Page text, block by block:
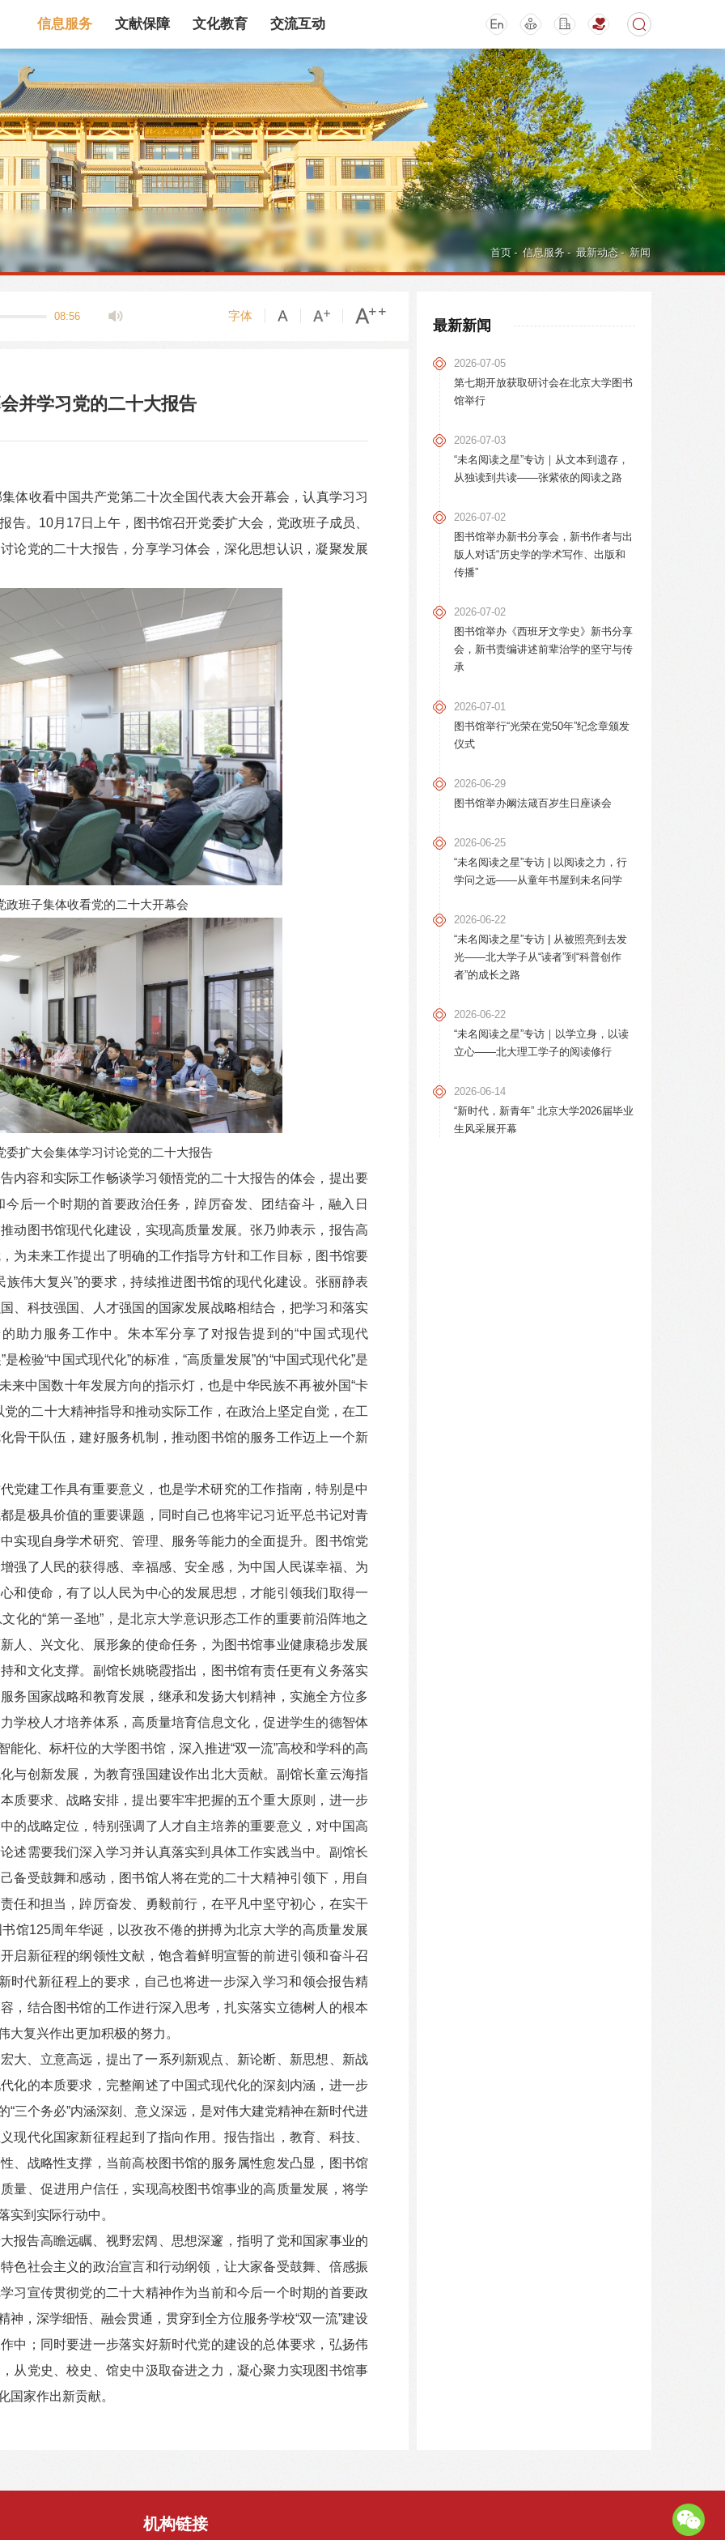
藏目录 论文、书、报告 数据库 电子图书和电子期刊
机构知识库 馆际互借 新书通报 专利数据 活动讲座
信息服务 文献保障 文化教育 交流互动
首页 - 信息服务 - 最新动态 - 新闻
最新新闻
2026-07-05
第七期开放获取研讨会在北京大学图书
馆举行
2026-07-03
“未名阅读之星”专访｜从文本到遗存，
从独读到共读——张紫依的阅读之路
2026-07-02
图书馆举办新书分享会，新书作者与出
版人对话“历史学的学术写作、出版和
传播”
2026-07-02
图书馆举办《西班牙文学史》新书分享
会，新书责编讲述前辈治学的坚守与传
承
2026-07-01
图书馆举行“光荣在党50年”纪念章颁发
仪式
2026-06-29
图书馆举办阚法箴百岁生日座谈会
2026-06-25
“未名阅读之星”专访 | 以阅读之力，行
学问之远——从童年书屋到未名问学
2026-06-22
“未名阅读之星”专访 | 从被照亮到去发
光——北大学子从“读者”到“科普创作
者”的成长之路
2026-06-22
“未名阅读之星”专访｜以学立身，以读
立心——北大理工学子的阅读修行
2026-06-14
“新时代，新青年” 北京大学2026届毕业
生风采展开幕
08:56 字体
并学习党的二十大报告
体收看中国共产党第二十次全国代表大会开幕会，认真学习习
告。10月17日上午，图书馆召开党委扩大会，党政班子成员、
论党的二十大报告，分享学习体会，深化思想认识，凝聚发展
政班子集体收看党的二十大开幕会
委扩大会集体学习讨论党的二十大报告
内容和实际工作畅谈学习领悟党的二十大报告的体会，提出要
后一个时期的首要政治任务，踔厉奋发、团结奋斗，融入日
动图书馆现代化建设，实现高质量发展。张乃帅表示，报告高
为未来工作提出了明确的工作指导方针和工作目标，图书馆要
伟大复兴”的要求，持续推进图书馆的现代化建设。张丽静表
、科技强国、人才强国的国家发展战略相结合，把学习和落实
助力服务工作中。朱本军分享了对报告提到的“中国式现代
检验“中国式现代化”的标准，“高质量发展”的“中国式现代化”是
来中国数十年发展方向的指示灯，也是中华民族不再被外国“卡
党的二十大精神指导和推动实际工作，在政治上坚定自觉，在工
骨干队伍，建好服务机制，推动图书馆的服务工作迈上一个新
党建工作具有重要意义，也是学术研究的工作指南，特别是中
是极具价值的重要课题，同时自己也将牢记习近平总书记对青
实现自身学术研究、管理、服务等能力的全面提升。图书馆党
强了人民的获得感、幸福感、安全感，为中国人民谋幸福、为
和使命，有了以人民为中心的发展思想，才能引领我们取得一
化的“第一圣地”，是北京大学意识形态工作的重要前沿阵地之
人、兴文化、展形象的使命任务，为图书馆事业健康稳步发展
和文化支撑。副馆长姚晓霞指出，图书馆有责任更有义务落实
务国家战略和教育发展，继承和发扬大钊精神，实施全方位多
学校人才培养体系，高质量培育信息文化，促进学生的德智体
化、标杆位的大学图书馆，深入推进“双一流”高校和学科的高
与创新发展，为教育强国建设作出北大贡献。副馆长童云海指
质要求、战略安排，提出要牢牢把握的五个重大原则，进一步
的战略定位，特别强调了人才自主培养的重要意义，对中国高
述需要我们深入学习并认真落实到具体工作实践当中。副馆长
备受鼓舞和感动，图书馆人将在党的二十大精神引领下，用自
任和担当，踔厉奋发、勇毅前行，在平凡中坚守初心，在实干
馆125周年华诞，以孜孜不倦的拼搏为北京大学的高质量发展
启新征程的纲领性文献，饱含着鲜明宣誓的前进引领和奋斗召
时代新征程上的要求，自己也将进一步深入学习和领会报告精
，结合图书馆的工作进行深入思考，扎实落实立德树人的根本
大复兴作出更加积极的努力。
大、立意高远，提出了一系列新观点、新论断、新思想、新战
化的本质要求，完整阐述了中国式现代化的深刻内涵，进一步
三个务必”内涵深刻、意义深远，是对伟大建党精神在新时代进
现代化国家新征程起到了指向作用。报告指出，教育、科技、
、战略性支撑，当前高校图书馆的服务属性愈发凸显，图书馆
量、促进用户信任，实现高校图书馆事业的高质量发展，将学
实到实际行动中。
报告高瞻远瞩、视野宏阔、思想深邃，指明了党和国家事业的
色社会主义的政治宣言和行动纲领，让大家备受鼓舞、倍感振
习宣传贯彻党的二十大精神作为当前和今后一个时期的首要政
，深学细悟、融会贯通，贯穿到全方位服务学校“双一流”建设
中；同时要进一步落实好新时代党的建设的总体要求，弘扬伟
从党史、校史、馆史中汲取奋进之力，凝心聚力实现图书馆事
国家作出新贡献。
机构链接